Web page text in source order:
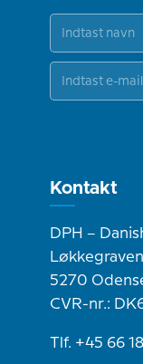
Kontakt
DPH –
5270
CVR-nr.:
Tlf. +45 66